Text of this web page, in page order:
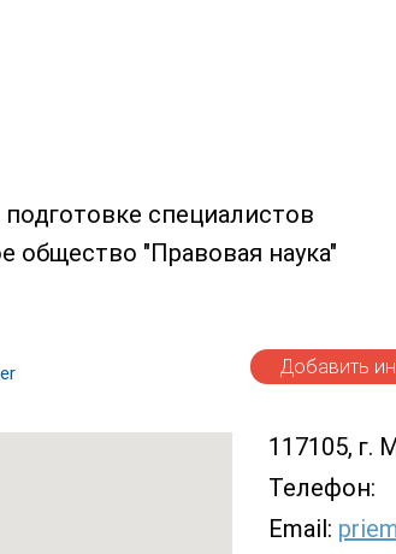
специалистов
общество "Правовая наука"
Добавить
117105, г.
Телефон:
Email: